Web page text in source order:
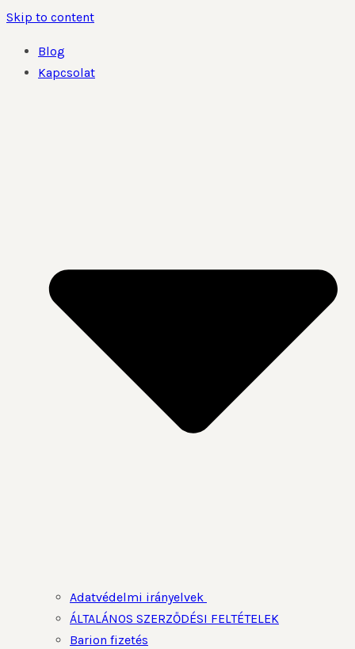
Skip to content
Blog
Kapcsolat
Adatvédelmi irányelvek
ÁLTALÁNOS SZERZŐDÉSI FELTÉTELEK
Barion fizetés